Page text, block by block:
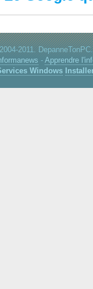
2011.
- Apprendre
Windows